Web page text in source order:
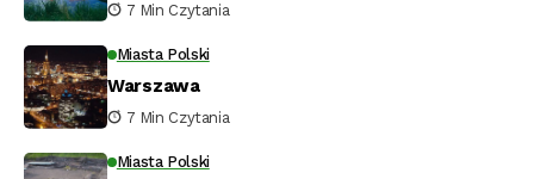
7 Min Czytania
Miasta Polski
Warszawa
7 Min Czytania
Miasta Polski